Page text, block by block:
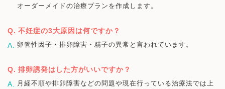
オーダーメイドの治療プランを作成します。
不妊症の3大原因は何ですか？
卵管性因子・排卵障害・精子の異常と言われています。
排卵誘発はした方がいいですか？
月経不順や排卵障害などの問題や現在行っている治療法では上